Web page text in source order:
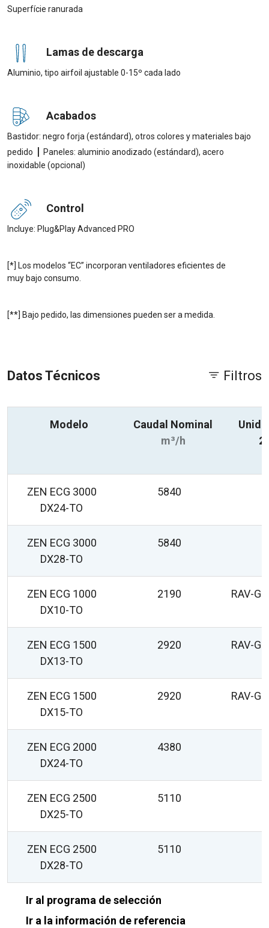
Superfície ranurada
Lamas de descarga
Aluminio, tipo airfoil ajustable 0-15º cada lado
Acabados
Bastidor: negro forja (estándard), otros colores y materiales bajo
pedido | Paneles: aluminio anodizado (estándard), acero
inoxidable (opcional)
Control
Incluye: Plug&Play Advanced PRO
[*] Los modelos “EC” incorporan ventiladores eficientes de
muy bajo consumo.
[**] Bajo pedido, las dimensiones pueden ser a medida.
Datos Técnicos Filtros
Modelo
Caudal Nominal
m³/h
ZEN ECG 3000
DX24-TO
5840
ZEN ECG 3000
DX28-TO
5840
ZEN ECG 1000
DX10-TO
2190 RAV-
ZEN ECG 1500
DX13-TO
2920 RAV-
ZEN ECG 1500
DX15-TO
2920 RAV-
ZEN ECG 2000
DX24-TO
4380
ZEN ECG 2500
DX25-TO
5110
ZEN ECG 2500
DX28-TO
5110
Ir al programa de selección
Ir a la información de referencia